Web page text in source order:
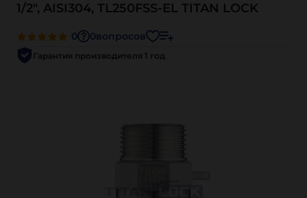
1/2", AISI304, TL250FSS-EL TITAN LOCK
0 0вопросов
Гарантия производителя 1 год